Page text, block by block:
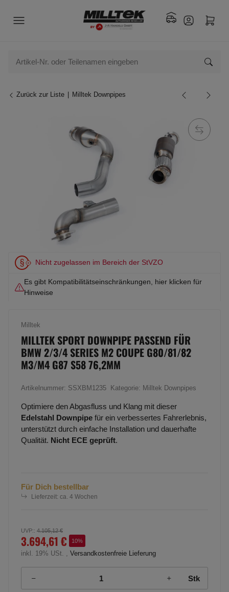
Zurück zur Liste Milltek Downpipes
Nicht zugelassen im Bereich der StVZO
Es gibt Kompatibilitätseinschränkungen, hier klicken für
Hinweise
Milltek
MILLTEK SPORT DOWNPIPE PASSEND FÜR
BMW 2/3/4 SERIES M2 COUPE G80/81/82
M3/M4 G87 S58 76,2MM
Artikelnummer: SSXBM1235 Kategorie: Milltek Downpipes
Optimiere den Abgasfluss und Klang mit dieser
Edelstahl Downpipe für ein verbessertes Fahrerlebnis,
unterstützt durch einfache Installation und dauerhafte
Qualität. Nicht ECE geprüft.
Für Dich bestellbar
Lieferzeit: ca. 4 Wochen
UVP:: 4.105,12 €
3.694,61 € 10%
inkl. 19% USt. , Versandkostenfreie Lieferung
Stk